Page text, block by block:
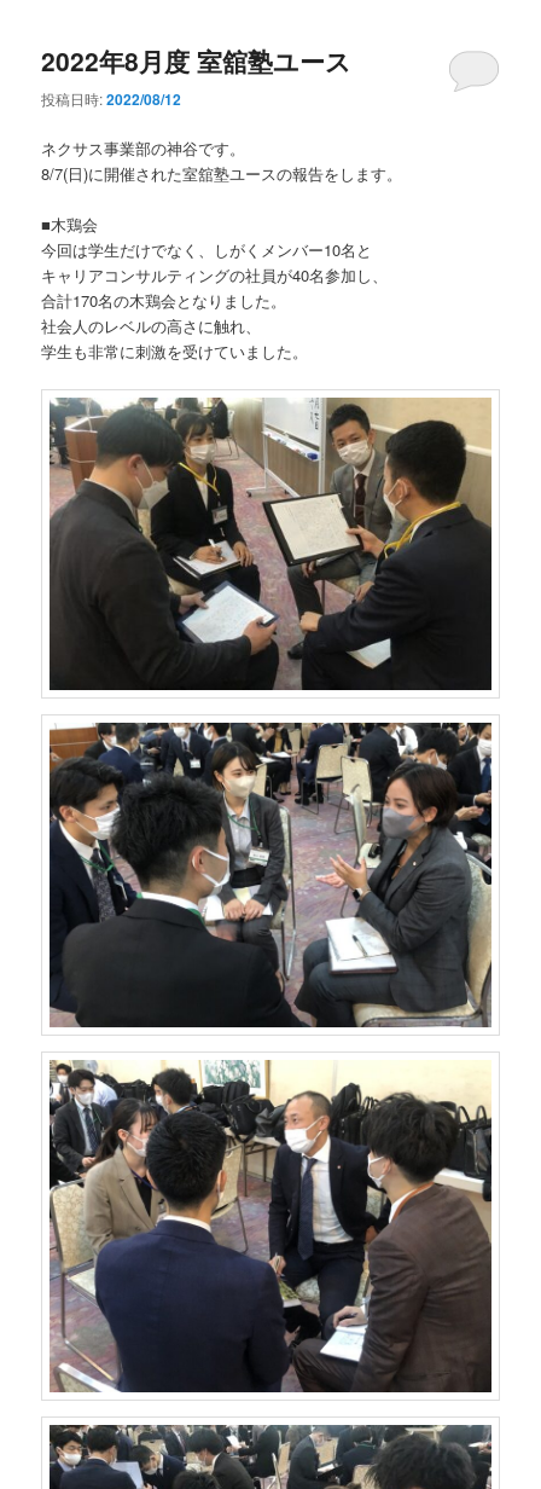
2022年8月度 室舘塾ユース
投稿日時:2022/08/12
ネクサス事業部の神谷です。
8/7(日)に開催された室舘塾ユースの報告をします。
■木鶏会
今回は学生だけでなく、しがくメンバー10名と
キャリアコンサルティングの社員が40名参加し、
合計170名の木鶏会となりました。
社会人のレベルの高さに触れ、
学生も非常に刺激を受けていました。